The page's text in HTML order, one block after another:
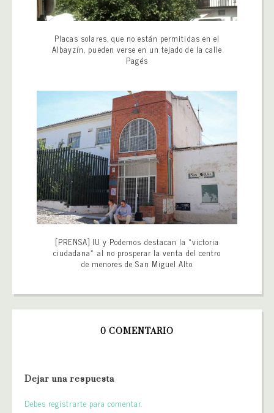
Placas solares, que no están permitidas en el
Albayzín, pueden verse en un tejado de la calle
Pagés
[PRENSA] IU y Podemos destacan la «victoria
ciudadana» al no prosperar la venta del centro
de menores de San Miguel Alto
0 COMENTARIO
Dejar una respuesta
Debes registrarte para comentar.